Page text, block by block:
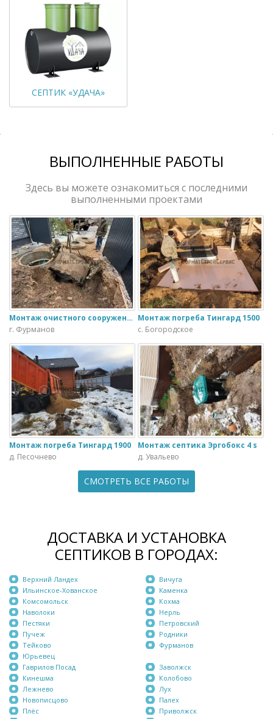
СЕПТИК «УДАЧА»
ВЫПОЛНЕННЫЕ РАБОТЫ
Здесь вы можете ознакомиться с последними
выполненными проектами
Монтаж очистного сооружения Тверь - 1.1ПН в загородном доме
г. Фурманов
Монтаж погреба Тингард 1500
с. Богородское
Монтаж погреба Тингард 1900
д. Песочнево
Монтаж септика Эргобокс 4 s
д. Увальево
СМОТРЕТЬ ВСЕ РАБОТЫ
ДОСТАВКА И УСТАНОВКА
СЕПТИКОВ В ГОРОДАХ:
Верхний Ландех
Ильинское-Хованское
Комсомольск
Наволоки
Пестяки
Пучеж
Тейково
Юрьевец
Вичуга
Каменка
Кохма
Нерль
Петровский
Родники
Фурманов
Гаврилов Посад
Кинешма
Лежнево
Новописцово
Плёс
Заволжск
Колобово
Лух
Палех
Приволжск